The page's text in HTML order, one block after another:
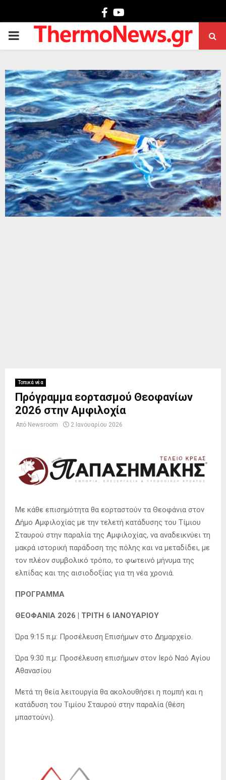
Facebook
PRIMARY
Τοπικά νέα
Πρόγραμμα εορτασμού Θεοφανίων
2026 στην Αμφιλοχία
Από Newsroom 2 Ιανουαρίου 2026
Με κάθε επισημότητα θα εορταστούν τα Θεοφάνια στον
Δήμο Αμφιλοχίας με την τελετή κατάδυσης του Τίμιου
Σταυρού στην παραλία της Αμφιλοχίας, να αναδεικνύει τη
μακρά ιστορική παράδοση της πόλης και να μεταδίδει, με
τον πλέον συμβολικό τρόπο, το φωτεινό μήνυμα της
ελπίδας και της αισιοδοξίας για τη νέα χρονιά.
ΠΡΟΓΡΑΜΜΑ
ΘΕΟΦΑΝΙΑ 2026 | ΤΡΙΤΗ 6 ΙΑΝΟΥΑΡΙΟΥ
Ώρα 9:15 π.μ: Προσέλευση Επισήμων στο Δημαρχείο.
Ώρα 9:30 π.μ: Προσέλευση επισήμων στον Ιερό Ναό Αγίου
Αθανασίου
Μετά τη θεία λειτουργία θα ακολουθήσει η πομπή και η
κατάδυση του Τιμίου Σταυρού στην παραλία (θέση
μπαστούνι).